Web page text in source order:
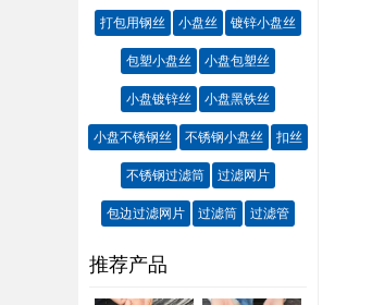
打包用钢丝 小盘丝 镀锌小盘丝
包塑小盘丝 小盘包塑丝
小盘镀锌丝 小盘黑铁丝
小盘不锈钢丝 不锈钢小盘丝 扣丝
不锈钢过滤筒 过滤网片
包边过滤网片 过滤筒 过滤管
推荐产品